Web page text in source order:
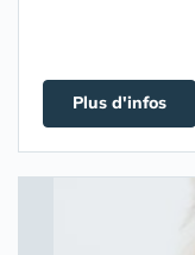
Plus d'infos